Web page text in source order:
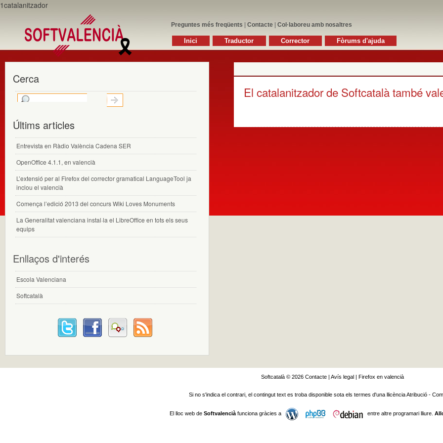
1catalanitzador
Preguntes més freqüents Contacte Col·laboreu amb nosaltres
Inici Traductor Corrector Fòrums d'ajuda
El catalanitzador de Softcatalà també
Cerca
Últims articles
Entrevista en Ràdio València Cadena SER
OpenOffice 4.1.1, en valencià
L’extensió per al Firefox del corrector gramatical LanguageTool ja
inclou el valencià
Comença l’edició 2013 del concurs Wiki Loves Monuments
La Generalitat valenciana instal·la el LibreOffice en tots els seus
equips
Enllaços d'interés
Escola Valenciana
Softcatalà
Softcatalà © 2026 Contacte| Avís legal| Firefox en valencià
Si no s'indica el contrari, el contingut text es troba disponible sota els termes d'una llicènciaAtribució -
El lloc web de Softvalenciàfunciona gràcies a entre altre programari lliure.